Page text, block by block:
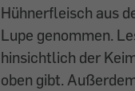
Hühnerfleisch aus
Lupe genommen.
hinsichtlich der
oben gibt.